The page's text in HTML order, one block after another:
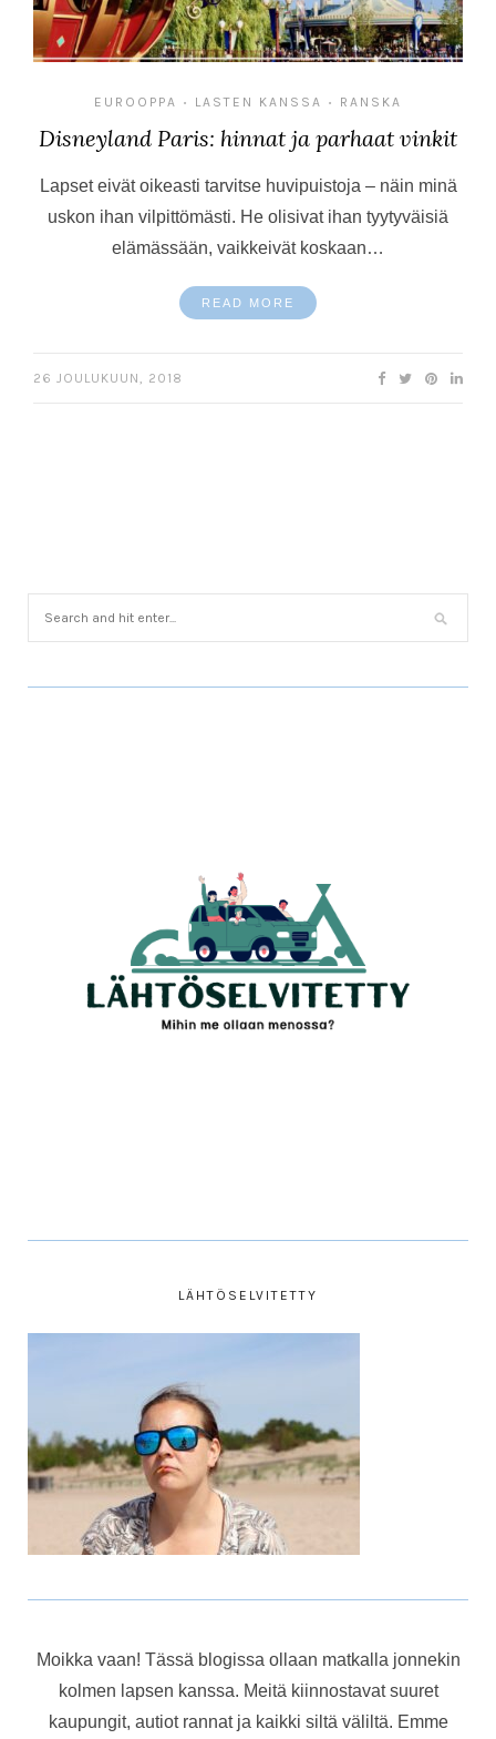
EUROOPPA • LASTEN KANSSA • RANSKA
Disneyland Paris: hinnat ja parhaat vinkit
Lapset eivät oikeasti tarvitse huvipuistoja – näin minä
uskon ihan vilpittömästi. He olisivat ihan tyytyväisiä
elämässään, vaikkeivät koskaan…
READ MORE
26 JOULUKUUN, 2018
LÄHTÖSELVITETTY
Moikka vaan! Tässä blogissa ollaan matkalla jonnekin
kolmen lapsen kanssa. Meitä kiinnostavat suuret
kaupungit, autiot rannat ja kaikki siltä väliltä. Emme